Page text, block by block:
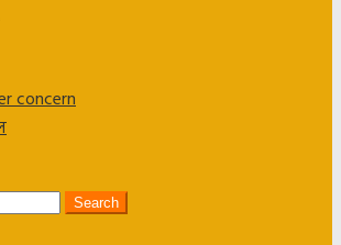
concern
Search